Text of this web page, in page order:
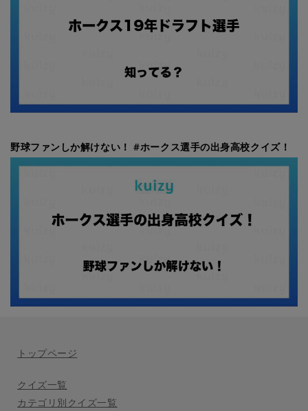
野球ファンしか解けない！ #ホークス選手の出身高校クイズ！
トップページ
クイズ一覧
カテゴリ別クイズ一覧